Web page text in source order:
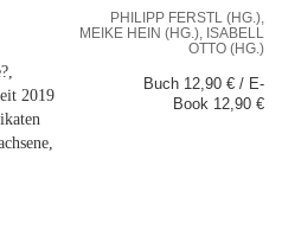
2019
PHILIPP FERSTL (HG.),
MEIKE HEIN (HG.), ISABELL
OTTO (HG.)
Buch 12,90 € / E-
Book 12,90 €